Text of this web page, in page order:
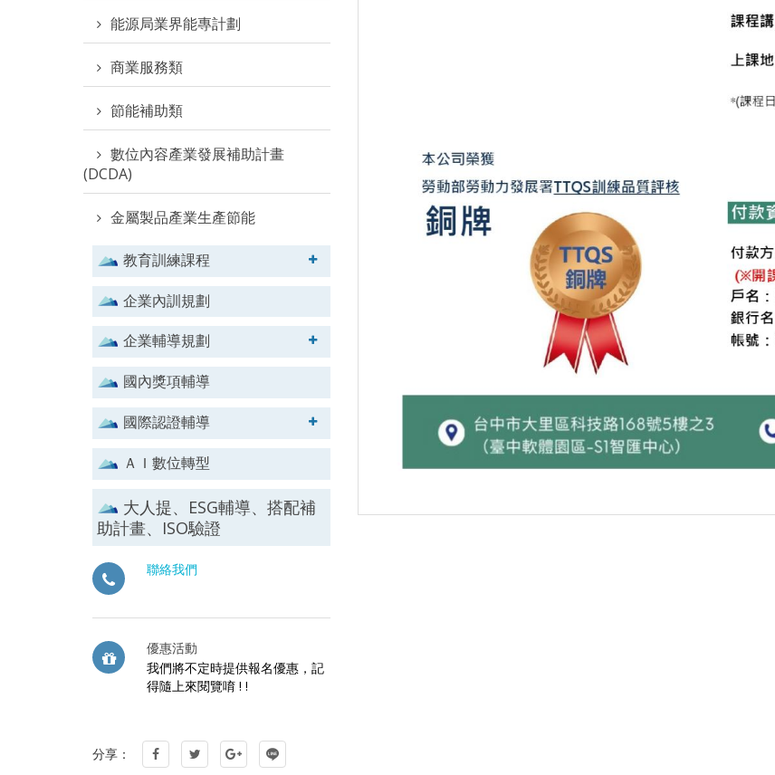
能源局業界能專計劃
商業服務類
節能補助類
數位內容產業發展補助計畫
(DCDA)
金屬製品產業生產節能
教育訓練課程
企業內訓規劃
企業輔導規劃
國內獎項輔導
國際認證輔導
ＡＩ數位轉型
大人提、ESG輔導、搭配補
助計畫、ISO驗證
聯絡我們
優惠活動
我們將不定時提供報名優惠，記
得隨上來閱覽唷 ! !
分享：